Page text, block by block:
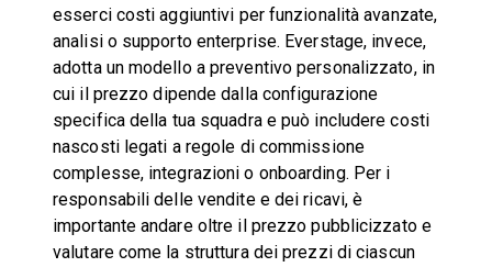
esserci costi aggiuntivi per funzionalità avanzate,
analisi o supporto enterprise. Everstage, invece,
adotta un modello a preventivo personalizzato, in
cui il prezzo dipende dalla configurazione
specifica della tua squadra e può includere costi
nascosti legati a regole di commissione
complesse, integrazioni o onboarding. Per i
responsabili delle vendite e dei ricavi, è
importante andare oltre il prezzo pubblicizzato e
valutare come la struttura dei prezzi di ciascun